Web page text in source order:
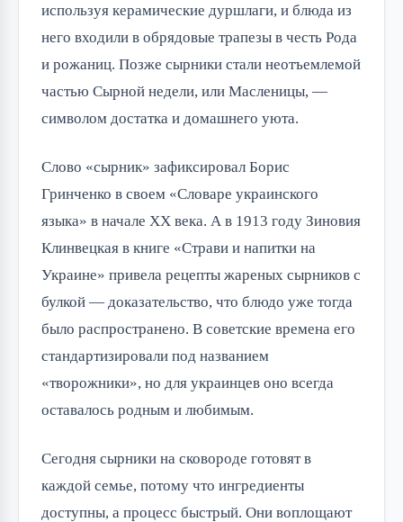
используя керамические дуршлаги, и блюда из
него входили в обрядовые трапезы в честь Рода
и рожаниц. Позже сырники стали неотъемлемой
частью Сырной недели, или Масленицы, —
символом достатка и домашнего уюта.
Слово «сырник» зафиксировал Борис
Гринченко в своем «Словаре украинского
языка» в начале XX века. А в 1913 году Зиновия
Клинвецкая в книге «Страви и напитки на
Украине» привела рецепты жареных сырников с
булкой — доказательство, что блюдо уже тогда
было распространено. В советские времена его
стандартизировали под названием
«творожники», но для украинцев оно всегда
оставалось родным и любимым.
Сегодня сырники на сковороде готовят в
каждой семье, потому что ингредиенты
доступны, а процесс быстрый. Они воплощают